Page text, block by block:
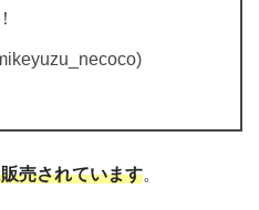
売されています。